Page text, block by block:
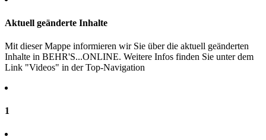
Aktuell geänderte Inhalte
Mit dieser Mappe informieren wir Sie über die aktuell geänderten
Inhalte in BEHR'S...ONLINE. Weitere Infos finden Sie unter dem
Link "Videos" in der Top-Navigation
1